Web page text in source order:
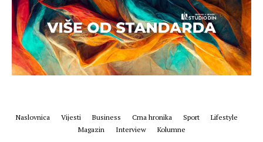
Naslovnica Vijesti Business Crna hronika Sport
Lifestyle
Magazin
Interview Kolumne